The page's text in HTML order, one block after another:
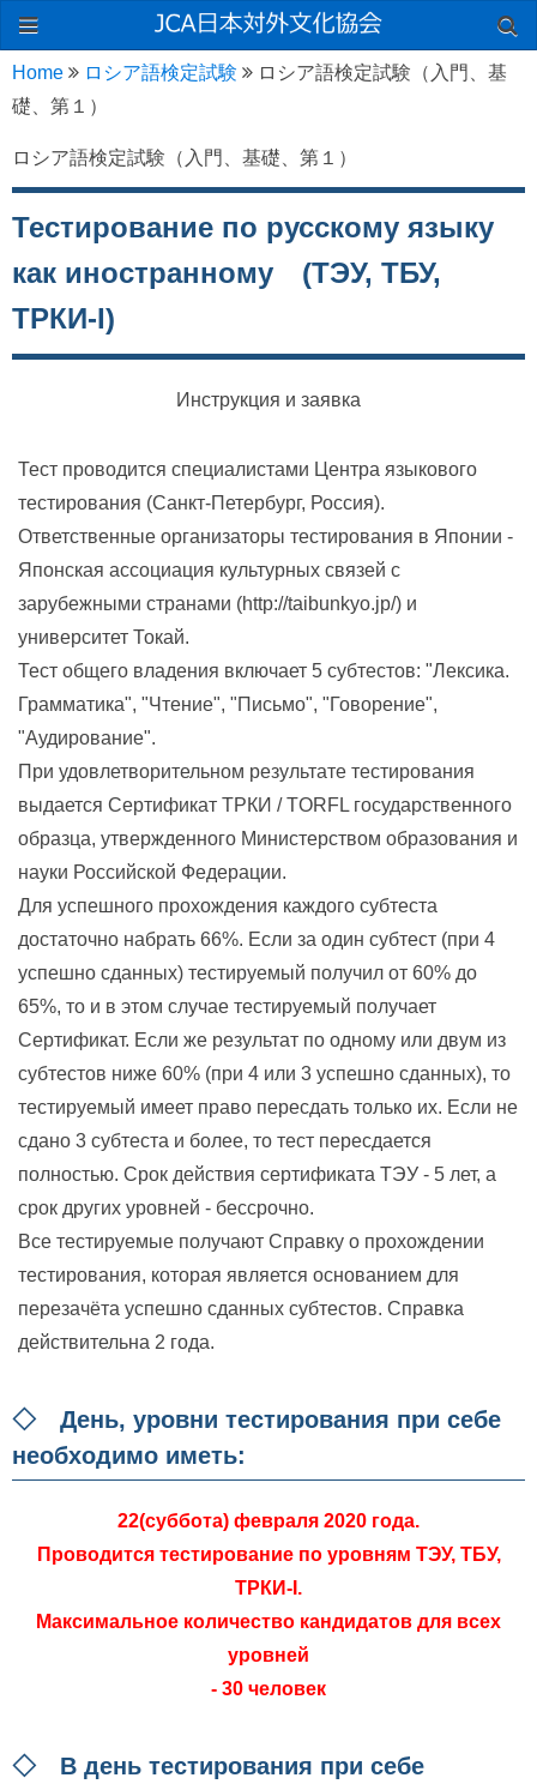
Home ロシア語検定試験
ロシア語検定試験（入門、基
礎、第１）
ロシア語検定試験（入門、基礎、第１）
Тестирование по русскому языку
как иностранному (ТЭУ, ТБУ,
ТРКИ-I)
Инструкция и заявка
Тест проводится специалистами Центра языкового
тестирования (Санкт-Петербург, Россия).
Ответственные организаторы тестирования в Японии -
Японская ассоциация культурных связей с
зарубежными странами (http://taibunkyo.jp/) и
университет Токай.
Тест общего владения включает 5 субтестов: "Лексика.
Грамматика", "Чтение", "Письмо", "Говорение",
"Аудирование".
При удовлетворительном результате тестирования
выдается Сертификат ТРКИ / TORFL государственного
образца, утвержденного Министерством образования и
науки Российской Федерации.
Для успешного прохождения каждого субтеста
достаточно набрать 66%. Если за один субтест (при 4
успешно сданных) тестируемый получил от 60% до
65%, то и в этом случае тестируемый получает
Сертификат. Если же результат по одному или двум из
субтестов ниже 60% (при 4 или 3 успешно сданных), то
тестируемый имеет право пересдать только их. Если не
сдано 3 субтеста и более, то тест пересдается
полностью. Срок действия сертификата ТЭУ - 5 лет, а
срок других уровней - бессрочно.
Все тестируемые получают Справку о прохождении
тестирования, которая является основанием для
перезачёта успешно сданных субтестов. Справка
действительна 2 года.
◇ День, уровни тестирования при себе
необходимо иметь:
22(суббота) февраля 2020 года.
Проводится тестирование по уровням ТЭУ, ТБУ,
ТРКИ-I.
Максимальное количество кандидатов для всех
уровней
- 30 человек
◇ В день тестирования при себе